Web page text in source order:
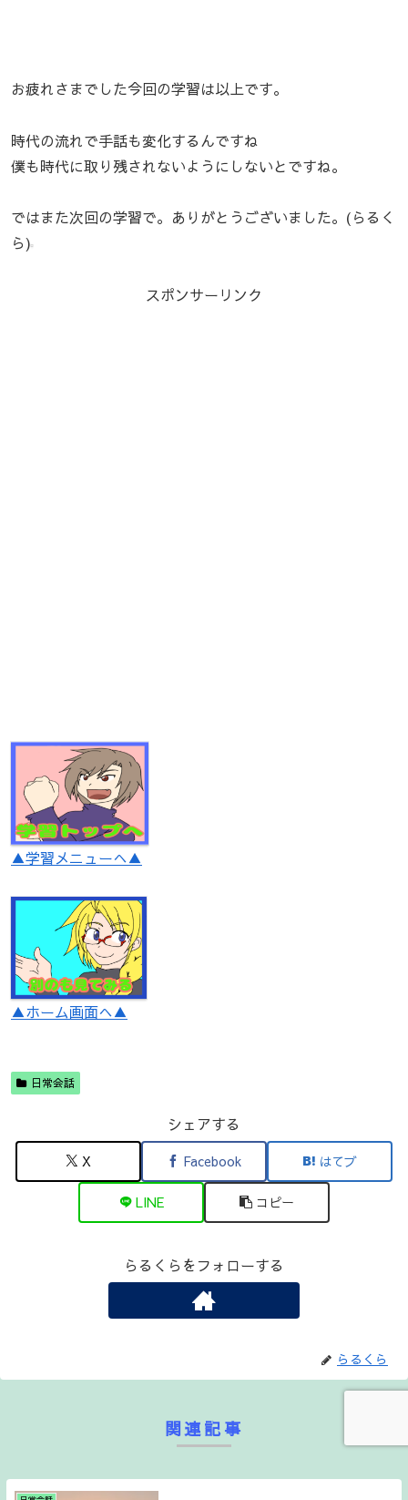
お疲れさまでした今回の学習は以上です。
時代の流れで手話も変化するんですね
僕も時代に取り残されないようにしないとですね。
ではまた次回の学習で。ありがとうございました。(らるく
ら)
スポンサーリンク
▲学習メニューへ▲
▲ホーム画面へ▲
日常会話
シェアする
X Facebook はてブ
LINE コピー
らるくらをフォローする
らるくら
関連記事